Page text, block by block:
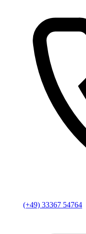
(+49) 33367 54764